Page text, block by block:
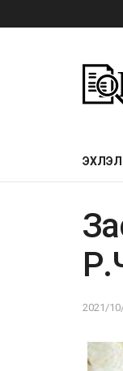
ЭХЛЭЛ
2021/